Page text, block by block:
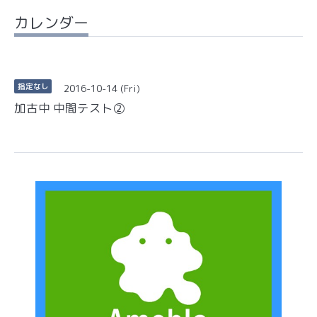
カレンダー
指定なし 2016-10-14 (Fri)
加古中 中間テスト②